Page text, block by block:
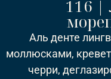
116 |
Аль денте
моллюсками,
черри,